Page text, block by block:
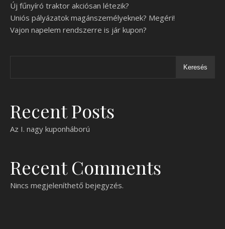
Új fűnyíró traktor akciósan létezik?
Uniós pályázatok magánszemélyeknek? Megéri!
Vajon napelem rendszerre is jár kupon?
Keresés
Recent Posts
Az I. nagy kuponháború
Recent Comments
Nincs megjeleníthető bejegyzés.